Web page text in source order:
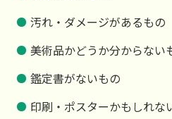
汚れ・ダメージがあるもの
美術品かどうか分からない
鑑定書がないもの
印刷・ポスターかもしれな